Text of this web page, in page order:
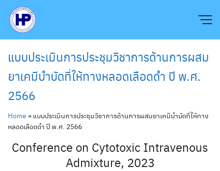
content
แบบประเมินการประชุมวิชาการด้านการผสม
ยาเคมีบำบัดที่ให้ทางหลอดเลือดดำ ปี พ.ศ.
2566
Home » แบบประเมินการประชุมวิชาการด้านการผสมยาเคมีบำบัดที่ให้ทาง
หลอดเลือดดำ ปี พ.ศ. 2566
Conference on Cytotoxic Intravenous
Admixture, 2023